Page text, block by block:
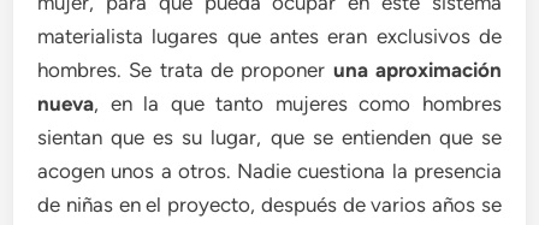
materialista lugares que antes eran exclusivos de
hombres. Se trata de proponer una aproximación
nueva, en la que tanto mujeres como hombres
sientan que es su lugar, que se entienden que se
acogen unos a otros. Nadie cuestiona la presencia
de niñas en el proyecto, después de varios años se